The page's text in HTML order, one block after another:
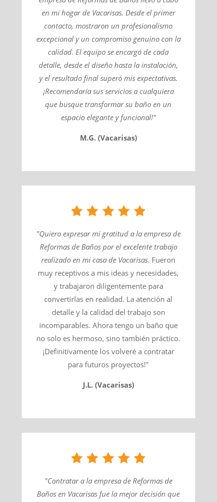
en mi hogar de Vacarisas. Desde el primer
contacto, mostraron un profesionalismo
excepcional y un compromiso genuino con la
calidad. El equipo se encargó de cada
detalle, desde el diseño hasta la instalación,
y el resultado final superó mis expectativas.
¡Recomendaría sus servicios a cualquiera
que busque transformar su baño en un
espacio elegante y funcional!"
M.G. (Vacarisas)
"Quiero expresar mi gratitud a la empresa de
Reformas de Baños por el excelente trabajo
realizado en mi casa de Vacarisas​. Fueron
muy receptivos a mis ideas y necesidades,
y trabajaron diligentemente para
convertirlas en realidad. La atención al
detalle y la calidad del trabajo son
incomparables. Ahora tengo un baño que
no solo es hermoso, sino también práctico.
¡Definitivamente los volveré a contratar
para futuros proyectos!"
J.L. (Vacarisas)
"Contratar a la empresa de Reformas de
Baños en Vacarisas fue la mejor decisión que